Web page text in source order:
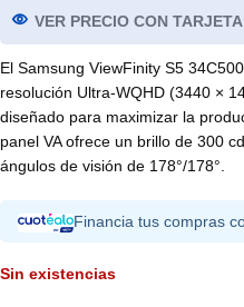
VER PRECIO CON TARJETA
El Samsung ViewFinity S5
resolución Ultra-WQHD (3440 ×
diseñado para maximizar la
panel VA ofrece un brillo de 300
ángulos de visión de 178°/178°.
Financia tus compras
Sin existencias